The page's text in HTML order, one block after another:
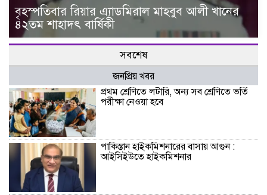
বৃহস্পতিবার রিয়ার এ্যাডমিরাল মাহবুব আলী খানের
৪২তম শাহাদৎ বার্ষিকী
সবশেষ
জনপ্রিয় খবর
প্রথম শ্রেণিতে লটারি, অন্য সব শ্রেণিতে ভর্তি
পরীক্ষা নেওয়া হবে
পাকিস্তান হাইকমিশনারের বাসায় আগুন :
আইসিইউতে হাইকমিশনার